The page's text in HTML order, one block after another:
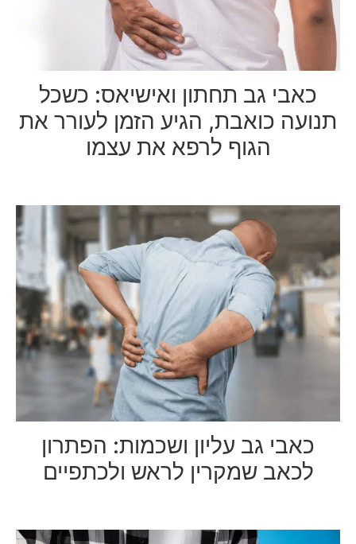
כאבי גב תחתון ואישיאס: כשכל
תנועה כואבת, הגיע הזמן לעורר את
הגוף לרפא את עצמו
כאבי גב עליון ושכמות: הפתרון
לכאב שמקרין לראש ולכתפיים